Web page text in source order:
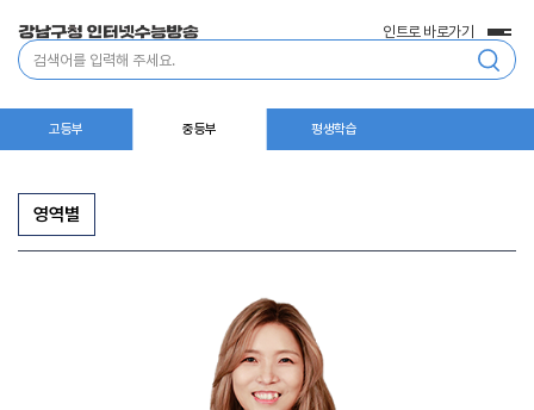
통
합
색
인트로 바로가기
전
체
메
고등부 중등부 평생학습
영역별